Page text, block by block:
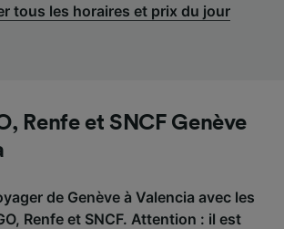
tous les horaires et prix du jour
Renfe et SNCF Genève
de Genève à Valencia avec les
Renfe et SNCF. Attention : il est